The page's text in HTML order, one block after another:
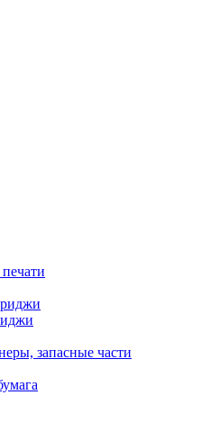
запасные части